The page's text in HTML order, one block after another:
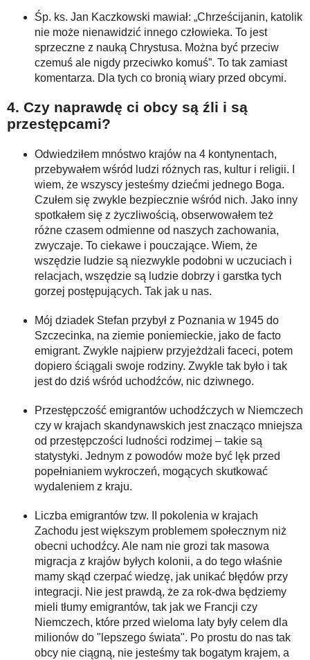
Śp. ks. Jan Kaczkowski mawiał: „Chrześcijanin, katolik
nie może nienawidzić innego człowieka. To jest
sprzeczne z nauką Chrystusa. Można być przeciw
czemuś ale nigdy przeciwko komuś”. To tak zamiast
komentarza. Dla tych co bronią wiary przed obcymi.
4. Czy naprawdę ci obcy są źli i są
przestępcami?
Odwiedziłem mnóstwo krajów na 4 kontynentach,
przebywałem wśród ludzi różnych ras, kultur i religii. I
wiem, że wszyscy jesteśmy dziećmi jednego Boga.
Czułem się zwykle bezpiecznie wśród nich. Jako inny
spotkałem się z życzliwością, obserwowałem też
różne czasem odmienne od naszych zachowania,
zwyczaje. To ciekawe i pouczające. Wiem, że
wszędzie ludzie są niezwykle podobni w uczuciach i
relacjach, wszędzie są ludzie dobrzy i garstka tych
gorzej postępujących. Tak jak u nas.
Mój dziadek Stefan przybył z Poznania w 1945 do
Szczecinka, na ziemie poniemieckie, jako de facto
emigrant. Zwykle najpierw przyjeżdżali faceci, potem
dopiero ściągali swoje rodziny. Zwykle tak było i tak
jest do dziś wśród uchodźców, nic dziwnego.
Przestępczość emigrantów uchodźczych w Niemczech
czy w krajach skandynawskich jest znacząco mniejsza
od przestępczości ludności rodzimej – takie są
statystyki. Jednym z powodów może być lęk przed
popełnianiem wykroczeń, mogących skutkować
wydaleniem z kraju.
Liczba emigrantów tzw. II pokolenia w krajach
Zachodu jest większym problemem społecznym niż
obecni uchodźcy. Ale nam nie grozi tak masowa
migracja z krajów byłych kolonii, a do tego właśnie
mamy skąd czerpać wiedzę, jak unikać błędów przy
integracji. Nie jest prawdą, że za rok-dwa będziemy
mieli tłumy emigrantów, tak jak we Francji czy
Niemczech, które przed wieloma laty były celem dla
milionów do "lepszego świata". Po prostu do nas tak
obcy nie ciągną, nie jesteśmy tak bogatym krajem, a